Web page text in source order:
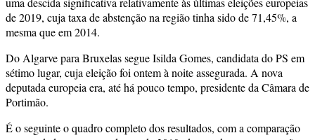
de 2019, cuja taxa de abstenção na região tinha sido de 71,45%, a
mesma que em 2014.
Do Algarve para Bruxelas segue Isilda Gomes, candidata do PS em
sétimo lugar, cuja eleição foi ontem à noite assegurada. A nova
deputada europeia era, até há pouco tempo, presidente da Câmara de
Portimão.
É o seguinte o quadro completo dos resultados, com a comparação